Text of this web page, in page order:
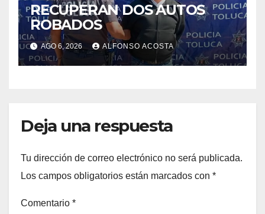
RECUPERAN DOS AUTOS
ROBADOS
AGO 6, 2026 ALFONSO ACOSTA
Deja una respuesta
Tu dirección de correo electrónico no será publicada.
Los campos obligatorios están marcados con *
Comentario *